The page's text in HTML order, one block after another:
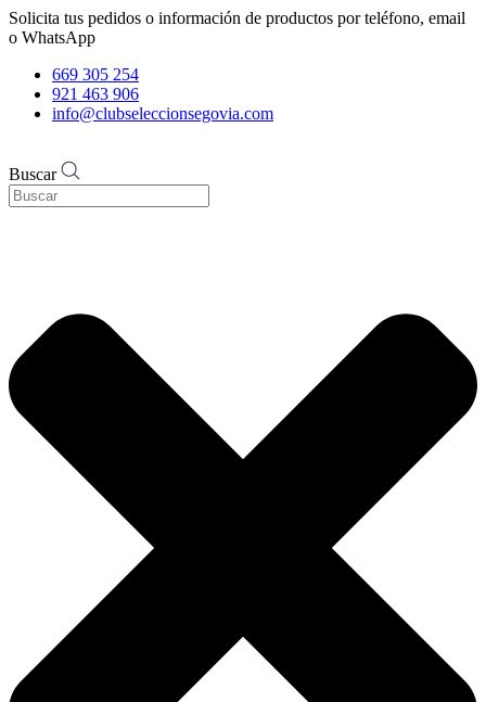
Solicita tus pedidos o información de productos por teléfono, email
o WhatsApp
669 305 254
921 463 906
info@clubseleccionsegovia.com
Buscar